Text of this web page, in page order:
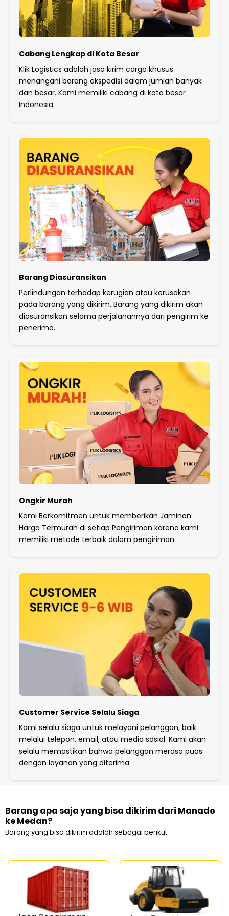
Cabang Lengkap di Kota Besar
Klik Logistics adalah jasa kirim cargo khusus
menangani barang ekspedisi dalam jumlah banyak
dan besar. Kami memiliki cabang di kota besar
Indonesia
Barang Diasuransikan
Perlindungan terhadap kerugian atau kerusakan
pada barang yang dikirim. Barang yang dikirim akan
diasuransikan selama perjalanannya dari pengirim ke
penerima.
Ongkir Murah
Kami Berkomitmen untuk memberikan Jaminan
Harga Termurah di setiap Pengiriman karena kami
memiliki metode terbaik dalam pengiriman.
Customer Service Selalu Siaga
Kami selalu siaga untuk melayani pelanggan, baik
melalui telepon, email, atau media sosial. Kami akan
selalu memastikan bahwa pelanggan merasa puas
dengan layanan yang diterima.
Barang apa saja yang bisa dikirim dari Manado
ke Medan?
Barang yang bisa dikirim adalah sebagai berikut: